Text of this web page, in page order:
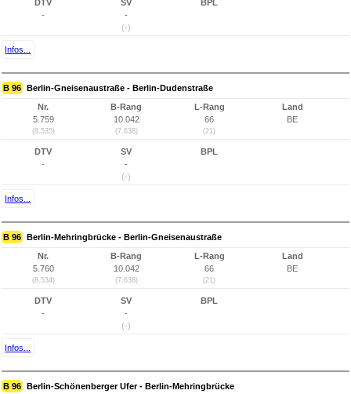
DTV
-
SV
-
(-)
BPL
Infos...
B 96 Berlin-Gneisenaustraße - Berlin-Dudenstraße
Nr.
5.759
(8.535)
B-Rang
10.042
(7.638)
L-Rang
66
(21)
Land
BE
DTV
-
SV
-
(-)
BPL
Infos...
B 96 Berlin-Mehringbrücke - Berlin-Gneisenaustraße
Nr.
5.760
(8.534)
B-Rang
10.042
(7.638)
L-Rang
66
(21)
Land
BE
DTV
-
SV
-
(-)
BPL
Infos...
B 96 Berlin-Schönenberger Ufer - Berlin-Mehringbrücke